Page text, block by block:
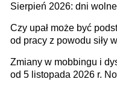
Sierpień 2026: dni
Czy upał może być
od pracy z powodu siły
Zmiany w mobbingu i
od 5 listopada 2026 r.